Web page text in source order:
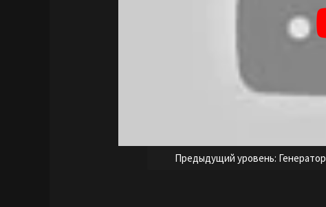
Предыдущий уровень: Генератор